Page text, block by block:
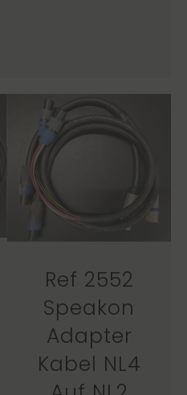
Ref 2552
Speakon
Adapter
Kabel NL4